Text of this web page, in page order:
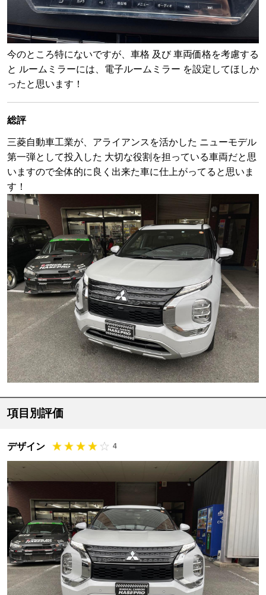
今のところ特にないですが、車格 及び 車両価格を考慮する
と ルームミラーには、電子ルームミラー を設定してほしか
ったと思います！
総評
三菱自動車工業が、アライアンスを活かした ニューモデル
第一弾として投入した 大切な役割を担っている車両だと思
いますので全体的に良く出来た車に仕上がってると思いま
す！
項目別評価
デザイン 4